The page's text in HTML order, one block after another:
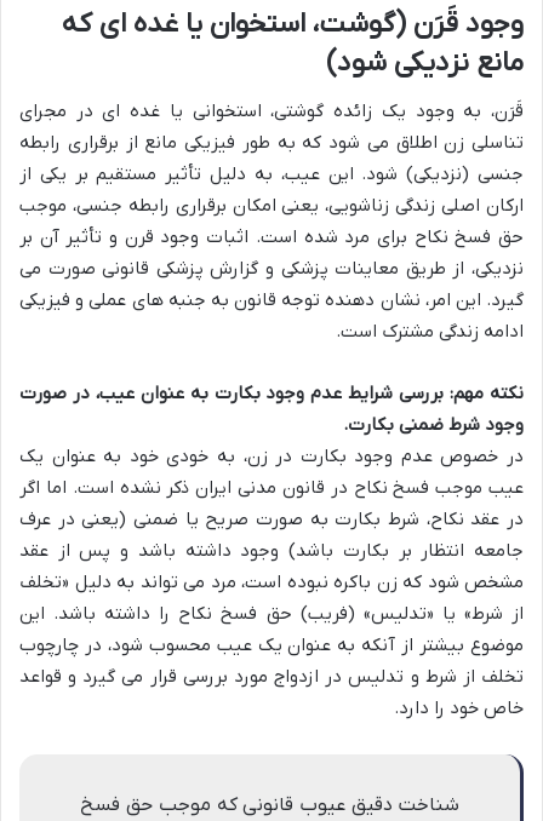
وجود قَرَن (گوشت، استخوان یا غده ای که
مانع نزدیکی شود)
قَرَن، به وجود یک زائده گوشتی، استخوانی یا غده ای در مجرای
تناسلی زن اطلاق می شود که به طور فیزیکی مانع از برقراری رابطه
جنسی (نزدیکی) شود. این عیب، به دلیل تأثیر مستقیم بر یکی از
ارکان اصلی زندگی زناشویی، یعنی امکان برقراری رابطه جنسی، موجب
حق فسخ نکاح برای مرد شده است. اثبات وجود قرن و تأثیر آن بر
نزدیکی، از طریق معاینات پزشکی و گزارش پزشکی قانونی صورت می
گیرد. این امر، نشان دهنده توجه قانون به جنبه های عملی و فیزیکی
ادامه زندگی مشترک است.
نکته مهم: بررسی شرایط عدم وجود بکارت به عنوان عیب، در صورت
وجود شرط ضمنی بکارت.
در خصوص عدم وجود بکارت در زن، به خودی خود به عنوان یک
عیب موجب فسخ نکاح در قانون مدنی ایران ذکر نشده است. اما اگر
در عقد نکاح، شرط بکارت به صورت صریح یا ضمنی (یعنی در عرف
جامعه انتظار بر بکارت باشد) وجود داشته باشد و پس از عقد
مشخص شود که زن باکره نبوده است، مرد می تواند به دلیل «تخلف
از شرط» یا «تدلیس» (فریب) حق فسخ نکاح را داشته باشد. این
موضوع بیشتر از آنکه به عنوان یک عیب محسوب شود، در چارچوب
تخلف از شرط و تدلیس در ازدواج مورد بررسی قرار می گیرد و قواعد
خاص خود را دارد.
شناخت دقیق عیوب قانونی که موجب حق فسخ